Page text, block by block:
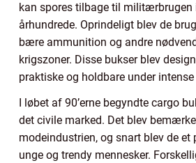
kan spores tilbage til militærbrugen
århundrede. Oprindeligt blev de
bære ammunition og andre
krigszoner. Disse bukser blev
praktiske og holdbare under
I løbet af 90’erne begyndte cargo
det civile marked. Det blev
modeindustrien, og snart blev de
unge og trendy mennesker.